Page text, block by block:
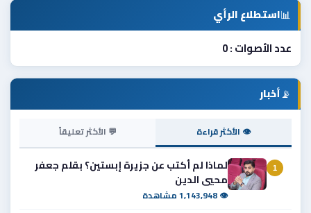
📊استطلاع الرأي
عدد الأصوات : 0
📡أخبار
👁 الأكثر قراءة 💬 الأكثر تعليقاً
1
لماذا لم أكتب عن جزيرة إبستين؟ بقلم جعفر
محيي الدين
👁 1,143,948 مشاهدة